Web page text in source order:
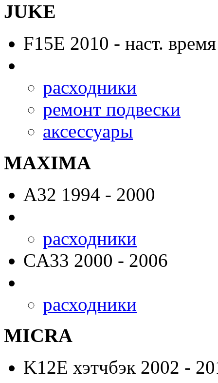
JUKE
F15E 2010 - наст. время
расходники
ремонт подвески
аксессуары
MAXIMA
A32 1994 - 2000
расходники
CA33 2000 - 2006
расходники
MICRA
K12E хэтчбэк 2002 -